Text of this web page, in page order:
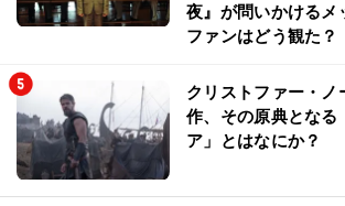
夜』が問いかけるメ
ファンはどう観た？
クリストファー・ノ
作、その原典となる
ア」とはなにか？